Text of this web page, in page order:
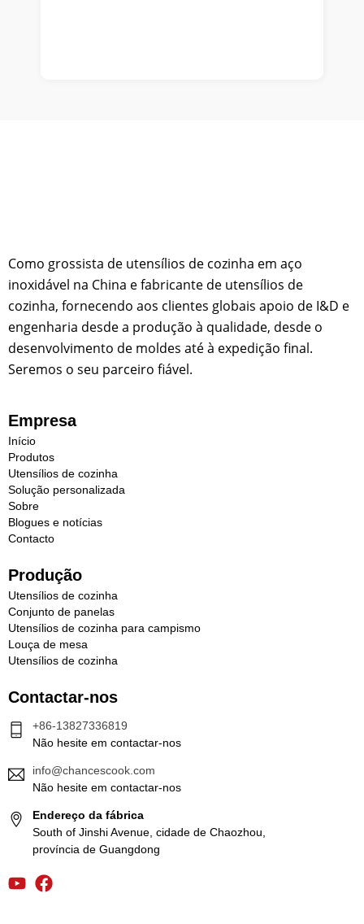
Como grossista de utensílios de cozinha em aço
inoxidável na China e fabricante de utensílios de
cozinha, fornecendo aos clientes globais apoio de I&D e
engenharia desde a produção à qualidade, desde o
desenvolvimento de moldes até à expedição final.
Seremos o seu parceiro fiável.
Empresa
Início
Produtos
Utensílios de cozinha
Solução personalizada
Sobre
Blogues e notícias
Contacto
Produção
Utensílios de cozinha
Conjunto de panelas
Utensílios de cozinha para campismo
Louça de mesa
Utensílios de cozinha
Contactar-nos
+86-13827336819
Não hesite em contactar-nos
info@chancescook.com
Não hesite em contactar-nos
Endereço da fábrica
South of Jinshi Avenue, cidade de Chaozhou,
província de Guangdong